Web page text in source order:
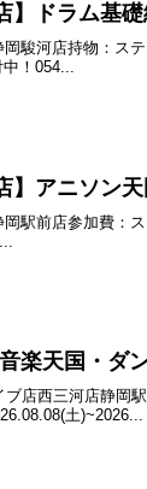
】ドラム基
駿河店持物：ス
！054...
】アニソン
駅前店参加費：
楽天国・
店西三河店静
土)~2026...